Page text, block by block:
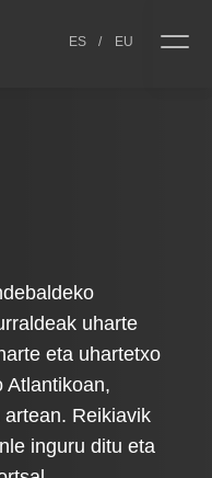
ES / EU
uharte
eta uhartetxo
Atlantikoan,
Reikiavik
inguru ditu eta